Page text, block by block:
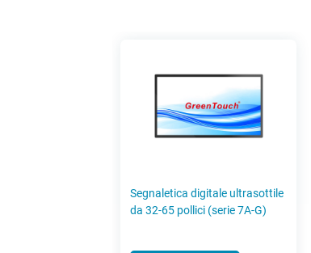
Segnaletica digitale ultrasottile
da 32-65 pollici (serie 7A-G)